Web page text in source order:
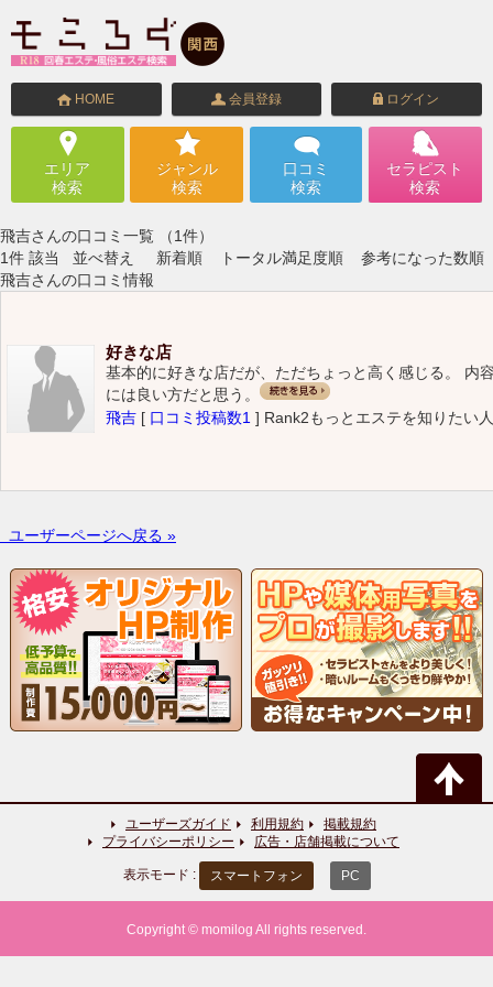
HOME 会員登録 ログイン
エリア
検索
ジャンル
検索
口コミ
検索
セラピスト
検索
飛吉さんの口コミ一覧 （1件）
1件 該当 並べ替え 新着順 トータル満足度順
参考になった数順
飛吉さんの口コミ情報
好きな店
基本的に好きな店だが、ただちょっと高く感じる。 内
には良い方だと思う。
飛吉 [ 口コミ投稿数1 ] Rank2もっとエステを知りたい人
ユーザーページへ戻る »
ユーザーズガイド 利用規約
掲載規約
プライバシーポリシー
広告・店舗掲載について
表示モード : スマートフォン PC
Copyright © momilog All rights reserved.